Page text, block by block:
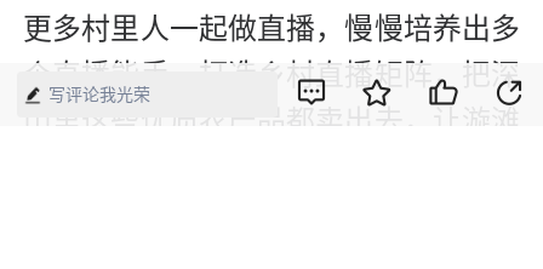
更多村里人一起做直播，慢慢培养出多
个直播能手，打造乡村直播矩阵，把深
山里这些优质农产品都卖出去，让漩滩
写评论我光荣